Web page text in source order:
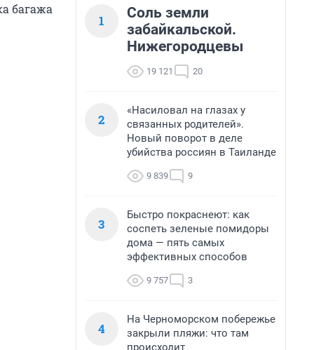
багажа
1
Соль земли
забайкальской.
Нижегородцевы
19 121 20
2
«Насиловал на глазах у
связанных родителей».
Новый поворот в деле
убийства россиян в Таиланде
9 839 9
3
Быстро покраснеют: как
соспеть зеленые помидоры
дома — пять самых
эффективных способов
9 757 3
4
На Черноморском побережье
закрыли пляжи: что там
происходит